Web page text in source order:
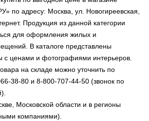
по адресу: Москва, ул. Новогиреевская,
Продукция из данной категории
для оформления жилых и
В каталоге представлены
с ценами и фотографиями интерьеров.
на складе можно уточнить по
38-80 и 8-800-707-44-50 (звонок по
Московской области и в регионы
компаниями).